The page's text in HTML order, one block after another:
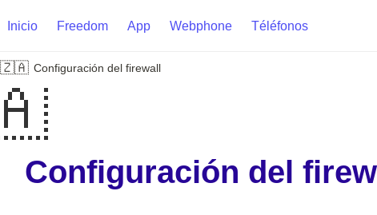
Inicio Freedom App Webphone Téléfonos
🇿🇦 Configuración del firewall
Configuración del